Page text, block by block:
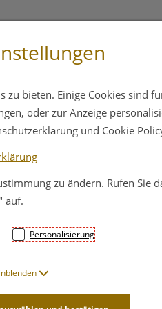
PZN: 4615460
bieten. Einige Cookies sind
oder zur Anzeige
und Cookie
zu ändern. Rufen Sie
auf.
Personalisierung